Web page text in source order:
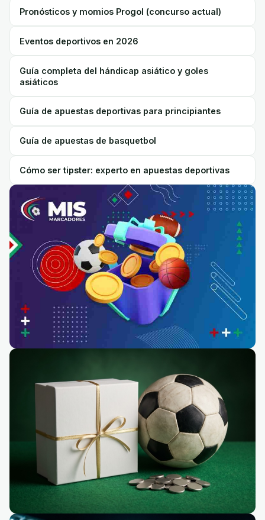
Pronósticos y momios Progol (concurso actual)
Eventos deportivos en 2026
Guía completa del hándicap asiático y goles
asiáticos
Guía de apuestas deportivas para principiantes
Guía de apuestas de basquetbol
Cómo ser tipster: experto en apuestas deportivas